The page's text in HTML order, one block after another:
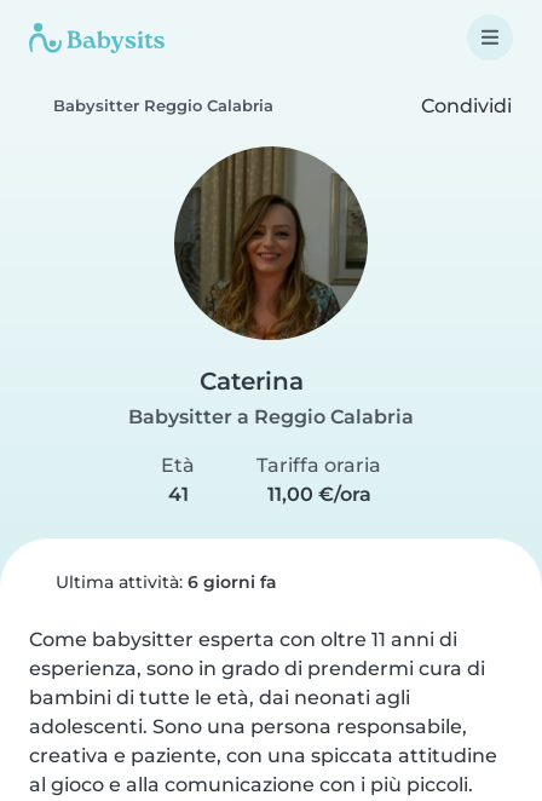
Babysitter Reggio Calabria Condividi
Caterina
Babysitter a Reggio Calabria
Età
41
Tariffa oraria
11,00 €/ora
Ultima attività: 6 giorni fa
Come babysitter esperta con oltre 11 anni di
esperienza, sono in grado di prendermi cura di
bambini di tutte le età, dai neonati agli
adolescenti. Sono una persona responsabile,
creativa e paziente, con una spiccata attitudine
al gioco e alla comunicazione con i più piccoli.